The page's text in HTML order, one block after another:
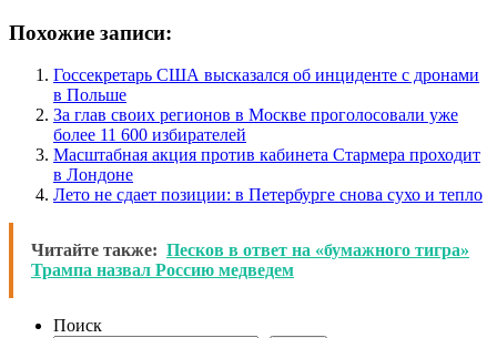
Похожие записи:
Госсекретарь США высказался об инциденте с дронами
в Польше
За глав своих регионов в Москве проголосовали уже
более 11 600 избирателей
Масштабная акция против кабинета Стармера проходит
в Лондоне
Лето не сдает позиции: в Петербурге снова сухо и тепло
Читайте также: Песков в ответ на «бумажного тигра»
Трампа назвал Россию медведем
Поиск